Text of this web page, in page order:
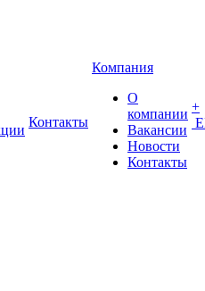
Контакты
Компания
О
компании
Вакансии
Новости
Контакты
+